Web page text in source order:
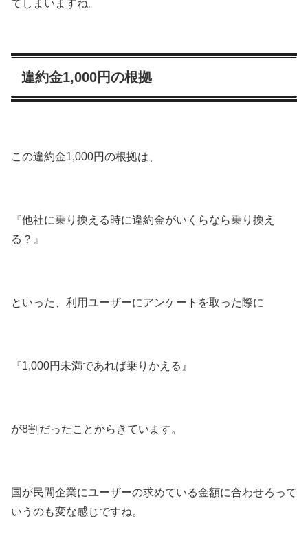
てしまいますね。
違約金1,000円の根拠
この違約金1,000円の根拠は、
『他社に乗り換える時に違約金がいくらなら乗り換え
る？』
といった、利用ユーザーにアンケートを取った際に
『1,000円未満であれば乗りかえる』
が8割だったことからきています。
国が民間企業にユーザーの求めている金額に合わせろって
いうのも変な感じですね。